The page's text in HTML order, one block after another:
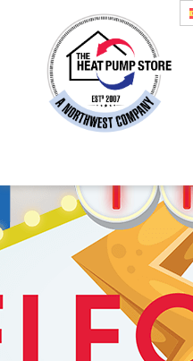
Promociones